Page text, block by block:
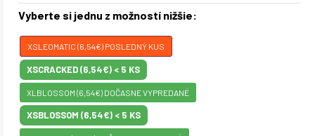
Vyberte si jednu z možností nižšie:
XSLEOMATIC (6,54€) POSLEDNÝ KUS
XSCRACKED (6,54€) < 5 KS
XLBLOSSOM (6,54€) DOČASNE VYPREDANÉ
XSBLOSSOM (6,54€) < 5 KS